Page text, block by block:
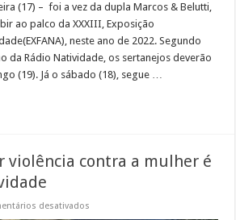
(17) – foi a vez da dupla Marcos & Belutti,
ao palco da XXXIII, Exposição
neste ano de 2022. Segundo
da Rádio Natividade, os sertanejos deverão
(19). Já o sábado (18), segue …
violência contra a mulher é
desativados